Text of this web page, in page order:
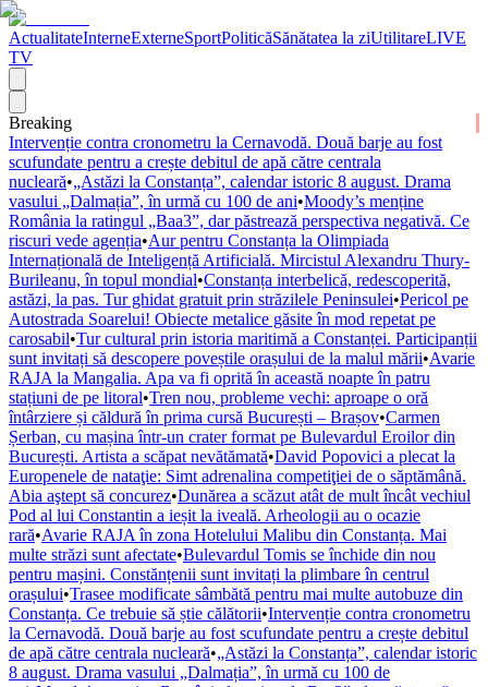
ActualitateInterneExterneSportPoliticăSănătatea la ziUtilitareLIVE
TV
Breaking
Intervenție contra cronometru la Cernavodă. Două barje au fost
scufundate pentru a crește debitul de apă către centrala
nucleară•„Astăzi la Constanța”, calendar istoric 8 august. Drama
vasului „Dalmația”, în urmă cu 100 de ani•Moody’s menține
România la ratingul „Baa3”, dar păstrează perspectiva negativă. Ce
riscuri vede agenția•Aur pentru Constanța la Olimpiada
Internațională de Inteligență Artificială. Mircistul Alexandru Thury-
Burileanu, în topul mondial•Constanța interbelică, redescoperită,
astăzi, la pas. Tur ghidat gratuit prin străzilele Peninsulei•Pericol pe
Autostrada Soarelui! Obiecte metalice găsite în mod repetat pe
carosabil•Tur cultural prin istoria maritimă a Constanței. Participanții
sunt invitați să descopere poveștile orașului de la malul mării•Avarie
RAJA la Mangalia. Apa va fi oprită în această noapte în patru
stațiuni de pe litoral•Tren nou, probleme vechi: aproape o oră
întârziere și căldură în prima cursă București – Brașov•Carmen
Șerban, cu mașina într-un crater format pe Bulevardul Eroilor din
București. Artista a scăpat nevătămată•David Popovici a plecat la
Europenele de nataţie: Simt adrenalina competiţiei de o săptămână.
Abia aştept să concurez•Dunărea a scăzut atât de mult încât vechiul
Pod al lui Constantin a ieșit la iveală. Arheologii au o ocazie
rară•Avarie RAJA în zona Hotelului Malibu din Constanța. Mai
multe străzi sunt afectate•Bulevardul Tomis se închide din nou
pentru mașini. Constănțenii sunt invitați la plimbare în centrul
orașului•Trasee modificate sâmbătă pentru mai multe autobuze din
Constanța. Ce trebuie să știe călătorii•Intervenție contra cronometru
la Cernavodă. Două barje au fost scufundate pentru a crește debitul
de apă către centrala nucleară•„Astăzi la Constanța”, calendar istoric
8 august. Drama vasului „Dalmația”, în urmă cu 100 de